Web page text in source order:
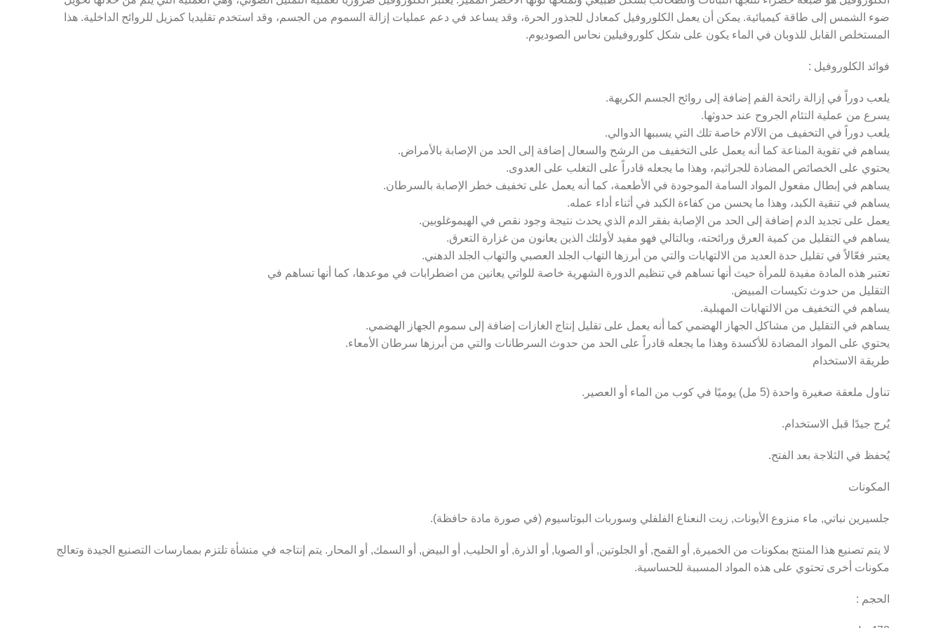
ضوء الشمس إلى طاقة كيميائية. يمكن أن يعمل الكلوروفيل كمعادل للجذور الحرة، وقد يساعد في دعم عمليات إزالة السموم من الجسم، وقد استخدم تقليديا كمزيل للروائح الداخلية. هذا
المستخلص القابل للذوبان في الماء يكون على شكل كلوروفيلين نحاس الصوديوم.
فوائد الكلوروفيل :
يلعب دوراً في إزالة رائحة الفم إضافة إلى روائح الجسم الكريهة.
يسرع من عملية التئام الجروح عند حدوثها.
يلعب دوراً في التخفيف من الآلام خاصة تلك التي يسببها الدوالي.
يساهم في تقوية المناعة كما أنه يعمل على التخفيف من الرشح والسعال إضافة إلى الحد من الإصابة بالأمراض.
يحتوي على الخصائص المضادة للجراثيم، وهذا ما يجعله قادراً على التغلب على العدوى.
يساهم في إبطال مفعول المواد السامة الموجودة في الأطعمة، كما أنه يعمل على تخفيف خطر الإصابة بالسرطان.
يساهم في تنقية الكبد، وهذا ما يحسن من كفاءة الكبد في أثناء أداء عمله.
يعمل على تجديد الدم إضافة إلى الحد من الإصابة بفقر الدم الذي يحدث نتيجة وجود نقص في الهيموغلوبين.
يساهم في التقليل من كمية العرق ورائحته، وبالتالي فهو مفيد لأولئك الذين يعانون من غزارة التعرق.
يعتبر فعّالاً في تقليل حدة العديد من الالتهابات والتي من أبرزها التهاب الجلد العصبي والتهاب الجلد الدهني.
تعتبر هذه المادة مفيدة للمرأة حيث أنها تساهم في تنظيم الدورة الشهرية خاصة للواتي يعانين من اضطرابات في موعدها، كما أنها تساهم في
التقليل من حدوث تكيسات المبيض.
يساهم في التخفيف من الالتهابات المهبلية.
يساهم في التقليل من مشاكل الجهاز الهضمي كما أنه يعمل على تقليل إنتاج الغازات إضافة إلى سموم الجهاز الهضمي.
يحتوي على المواد المضادة للأكسدة وهذا ما يجعله قادراً على الحد من حدوث السرطانات والتي من أبرزها سرطان الأمعاء.
طريقة الاستخدام
تناول ملعقة صغيرة واحدة (5 مل) يوميًا في كوب من الماء أو العصير.
يُرج جيدًا قبل الاستخدام.
يُحفظ في الثلاجة بعد الفتح.
المكونات
جلسيرين نباتي, ماء منزوع الأيونات, زيت النعناع الفلفلي وسوربات البوتاسيوم (في صورة مادة حافظة).
لا يتم تصنيع هذا المنتج بمكونات من الخميرة, أو القمح, أو الجلوتين, أو الصويا, أو الذرة, أو الحليب, أو البيض, أو السمك, أو المحار. يتم إنتاجه في منشأة تلتزم بممارسات التصنيع الجيدة وتعالج
مكونات أخرى تحتوي على هذه المواد المسببة للحساسية.
الحجم :